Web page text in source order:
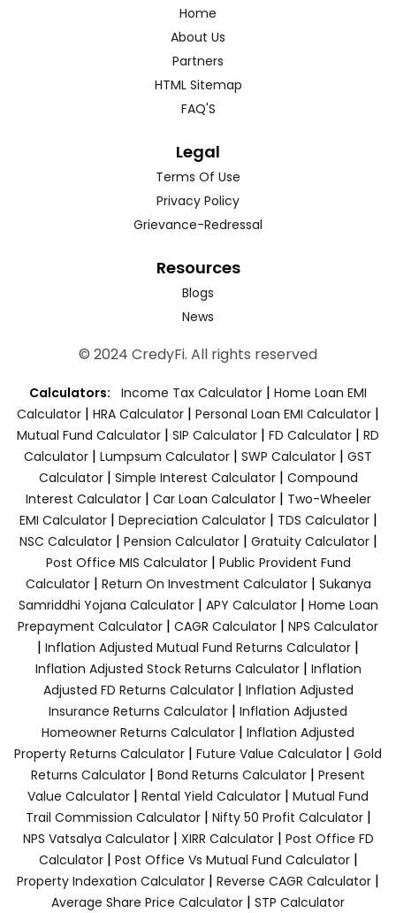
Home
About Us
Partners
HTML Sitemap
FAQ'S
Legal
Terms Of Use
Privacy Policy
Grievance-Redressal
Resources
Blogs
News
© 2024 CredyFi. All rights reserved
Calculators: Income Tax Calculator | Home Loan EMI
Calculator | HRA Calculator | Personal Loan EMI Calculator |
Mutual Fund Calculator | SIP Calculator | FD Calculator | RD
Calculator | Lumpsum Calculator | SWP Calculator | GST
Calculator| Simple Interest Calculator| Compound
Interest Calculator| Car Loan Calculator| Two-Wheeler
EMI Calculator| Depreciation Calculator| TDS Calculator|
NSC Calculator| Pension Calculator| Gratuity Calculator|
Post Office MIS Calculator| Public Provident Fund
Calculator| Return On Investment Calculator| Sukanya
Samriddhi Yojana Calculator| APY Calculator| Home Loan
Prepayment Calculator | CAGR Calculator | NPS Calculator
| Inflation Adjusted Mutual Fund Returns Calculator |
Inflation Adjusted Stock Returns Calculator| Inflation
Adjusted FD Returns Calculator| Inflation Adjusted
Insurance Returns Calculator | Inflation Adjusted
Homeowner Returns Calculator | Inflation Adjusted
Property Returns Calculator | Future Value Calculator | Gold
Returns Calculator | Bond Returns Calculator | Present
Value Calculator | Rental Yield Calculator | Mutual Fund
Trail Commission Calculator| Nifty 50 Profit Calculator|
NPS Vatsalya Calculator| XIRR Calculator| Post Office FD
Calculator| Post Office Vs Mutual Fund Calculator|
Property Indexation Calculator | Reverse CAGR Calculator |
Average Share Price Calculator | STP Calculator